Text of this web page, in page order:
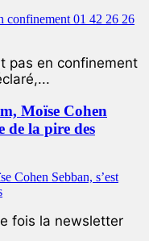
pas en confinement
Moïse Cohen
de la pire des
fois la newsletter